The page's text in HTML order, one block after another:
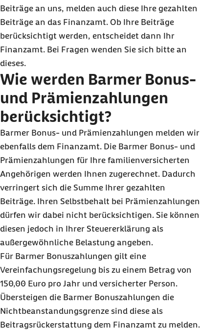
Beiträge an uns, melden auch diese Ihre gezahlten
Beiträge an das Finanzamt. Ob Ihre Beiträge
berücksichtigt werden, entscheidet dann Ihr
Finanzamt. Bei Fragen wenden Sie sich bitte an
dieses.
Wie werden Barmer Bonus-
und Prämienzahlungen
berücksichtigt?
Barmer Bonus- und Prämienzahlungen melden wir
ebenfalls dem Finanzamt. Die Barmer Bonus- und
Prämienzahlungen für Ihre familienversicherten
Angehörigen werden Ihnen zugerechnet. Dadurch
verringert sich die Summe Ihrer gezahlten
Beiträge. Ihren Selbstbehalt bei Prämienzahlungen
dürfen wir dabei nicht berücksichtigen. Sie können
diesen jedoch in Ihrer Steuererklärung als
außergewöhnliche Belastung angeben.
Für Barmer Bonuszahlungen gilt eine
Vereinfachungsregelung bis zu einem Betrag von
150,00 Euro pro Jahr und versicherter Person.
Übersteigen die Barmer Bonuszahlungen die
Nichtbeanstandungsgrenze sind diese als
Beitragsrückerstattung dem Finanzamt zu melden.